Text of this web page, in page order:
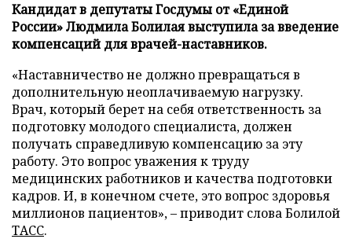
Кандидат в депутаты Госдумы от «Единой
России» Людмила Болилая выступила за введение
компенсаций для врачей-наставников.
«Наставничество не должно превращаться в
дополнительную неоплачиваемую нагрузку.
Врач, который берет на себя ответственность за
подготовку молодого специалиста, должен
получать справедливую компенсацию за эту
работу. Это вопрос уважения к труду
медицинских работников и качества подготовки
кадров. И, в конечном счете, это вопрос здоровья
миллионов пациентов», – приводит слова Болилой
ТАСС.